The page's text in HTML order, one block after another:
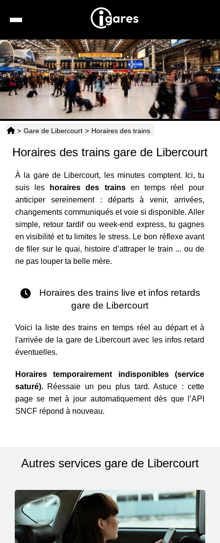
Recherche
Location de voiture
Hôtels
Horaires
> Gare de Libercourt > Horaires des trains
Horaires des trains gare de Libercourt
À la gare de Libercourt, les minutes comptent. Ici, tu
suis les
horaires des trainsen temps réel pour
anticiper sereinement : départs à venir, arrivées,
changements communiqués et voie si disponible. Aller
simple, retour tardif ou week-end express, tu gagnes
en visibilité et tu limites le stress. Le bon réflexe avant
de filer sur le quai, histoire d’attraper le train ... ou de
ne pas louper ta belle mère.
Horaires des trains live et infos retards
gare de Libercourt
Voici la liste des trains en temps réel au départ et à
l'arrivée de la gare de Libercourt avec les infos retard
éventuelles.
Horaires temporairement indisponibles (service
saturé).Réessaie un peu plus tard. Astuce : cette
page se met à jour automatiquement dès que l’API
SNCF répond à nouveau.
Autres services gare de Libercourt